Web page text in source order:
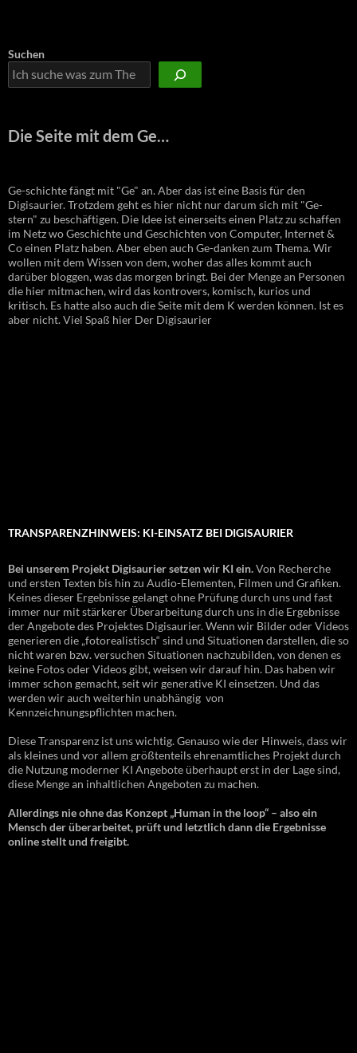
Suchen
Die Seite mit dem Ge…
Ge-schichte fängt mit "Ge" an. Aber das ist eine Basis für den
Digisaurier. Trotzdem geht es hier nicht nur darum sich mit "Ge-
stern" zu beschäftigen. Die Idee ist einerseits einen Platz zu schaffen
im Netz wo Geschichte und Geschichten von Computer, Internet &
Co einen Platz haben. Aber eben auch Ge-danken zum Thema. Wir
wollen mit dem Wissen von dem, woher das alles kommt auch
darüber bloggen, was das morgen bringt. Bei der Menge an Personen
die hier mitmachen, wird das kontrovers, komisch, kurios und
kritisch. Es hatte also auch die Seite mit dem K werden können. Ist es
aber nicht. Viel Spaß hier Der Digisaurier
TRANSPARENZHINWEIS: KI-EINSATZ BEI DIGISAURIER
Bei unserem Projekt Digisaurier setzen wir KI ein.Von Recherche
und ersten Texten bis hin zu Audio-Elementen, Filmen und Grafiken.
Keines dieser Ergebnisse gelangt ohne Prüfung durch uns und fast
immer nur mit stärkerer Überarbeitung durch uns in die Ergebnisse
der Angebote des Projektes Digisaurier. Wenn wir Bilder oder Videos
generieren die „fotorealistisch“ sind und Situationen darstellen, die so
nicht waren bzw. versuchen Situationen nachzubilden, von denen es
keine Fotos oder Videos gibt, weisen wir darauf hin. Das haben wir
immer schon gemacht, seit wir generative KI einsetzen. Und das
werden wir auch weiterhin unabhängig von
Kennzeichnungspflichten machen.
Diese Transparenz ist uns wichtig. Genauso wie der Hinweis, dass wir
als kleines und vor allem größtenteils ehrenamtliches Projekt durch
die Nutzung moderner KI Angebote überhaupt erst in der Lage sind,
diese Menge an inhaltlichen Angeboten zu machen.
Allerdings nie ohne das Konzept „Human in the loop“ – also ein
Mensch der überarbeitet, prüft und letztlich dann die Ergebnisse
online stellt und freigibt.